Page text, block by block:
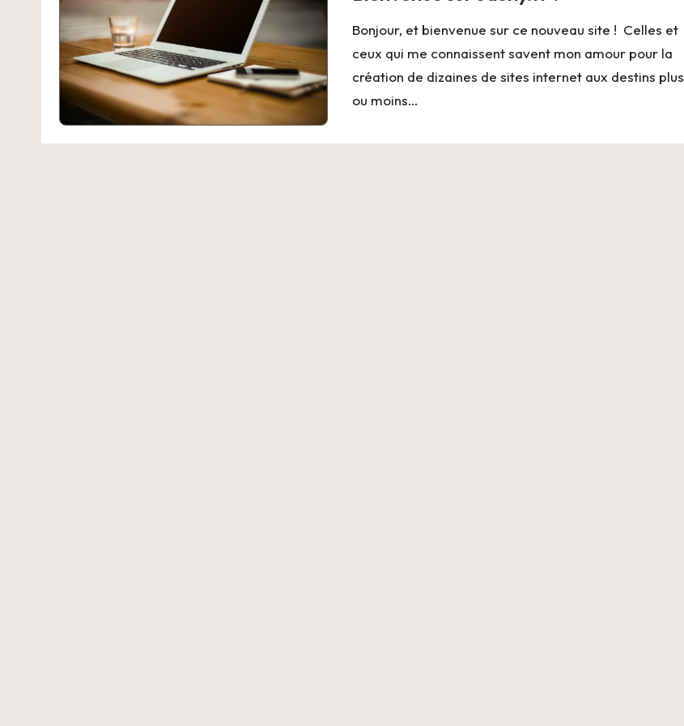
Bonjour, et bienvenue sur ce nouveau site ! Celles et
ceux qui me connaissent savent mon amour pour la
création de dizaines de sites internet aux destins plus
ou moins…